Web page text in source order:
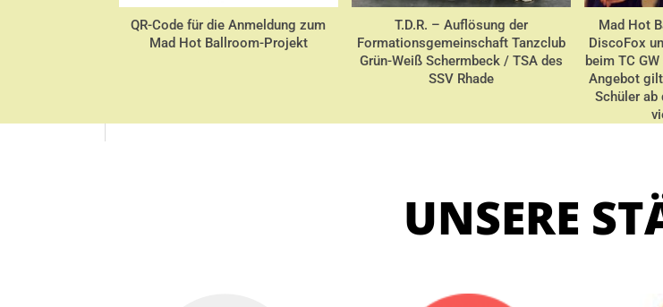
QR-Code für die Anmeldung zum
Mad Hot Ballroom-Projekt
T.D.R. – Auflösung der
Formationsgemeinschaft Tanzclub
Grün-Weiß Schermbeck / TSA des
SSV Rhade
Mad Hot
DiscoFox
beim TC
Angebot
Schüler ab
UNSERE